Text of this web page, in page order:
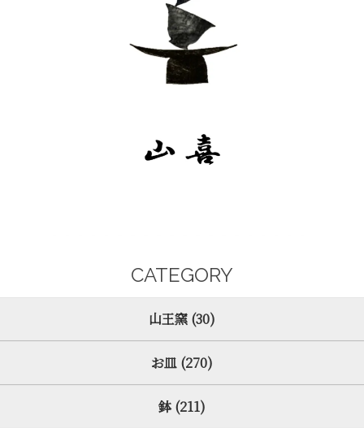
CATEGORY
山王窯 (30)
お皿 (270)
鉢 (211)